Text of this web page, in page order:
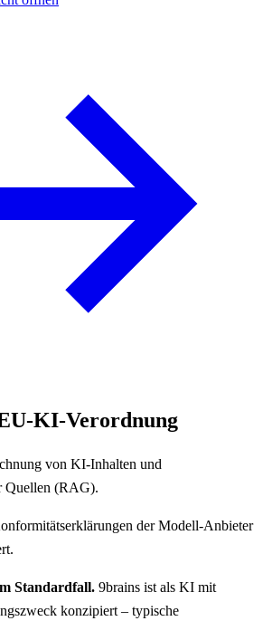
KI-Verordnung
von KI-Inhalten und
Quellen (RAG).
der Modell-Anbieter
Standardfall. 9brains ist als KI mit
konzipiert – typische